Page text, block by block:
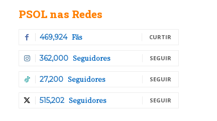
PSOL nas Redes
469,924 Fãs CURTIR
362,000 Seguidores SEGUIR
27,200 Seguidores SEGUIR
515,202 Seguidores SEGUIR